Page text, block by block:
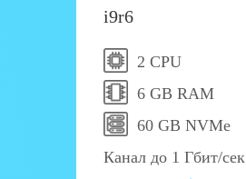
i9r6
2 CPU
6 GB RAM
60 GB NVMe
Канал до 1 Гбит/сек